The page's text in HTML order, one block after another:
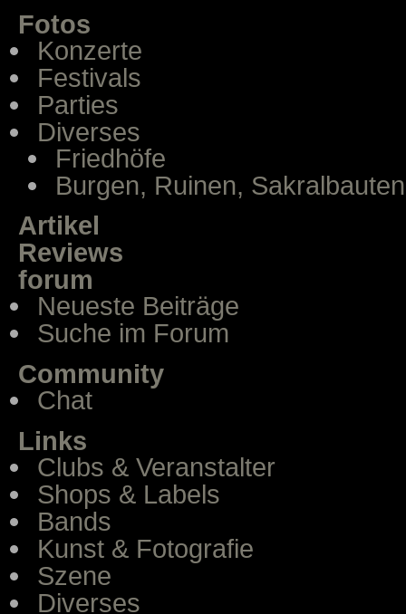
Fotos
Konzerte
Festivals
Parties
Diverses
Friedhöfe
Burgen, Ruinen, Sakralbauten
Artikel
Reviews
forum
Neueste Beiträge
Suche im Forum
Community
Chat
Links
Clubs & Veranstalter
Shops & Labels
Bands
Kunst & Fotografie
Szene
Diverses